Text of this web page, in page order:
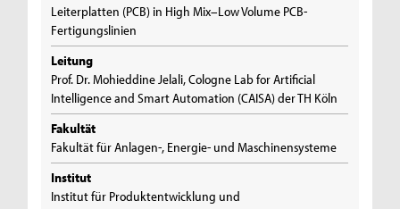
Leiterplatten (PCB) in High Mix–Low Volume PCB-
Fertigungslinien
Leitung
Prof. Dr. Mohieddine Jelali, Cologne Lab for Artificial
Intelligence and Smart Automation (CAISA) der TH Köln
Fakultät
Fakultät für Anlagen-, Energie- und Maschinensysteme
Institut
Institut für Produktentwicklung und